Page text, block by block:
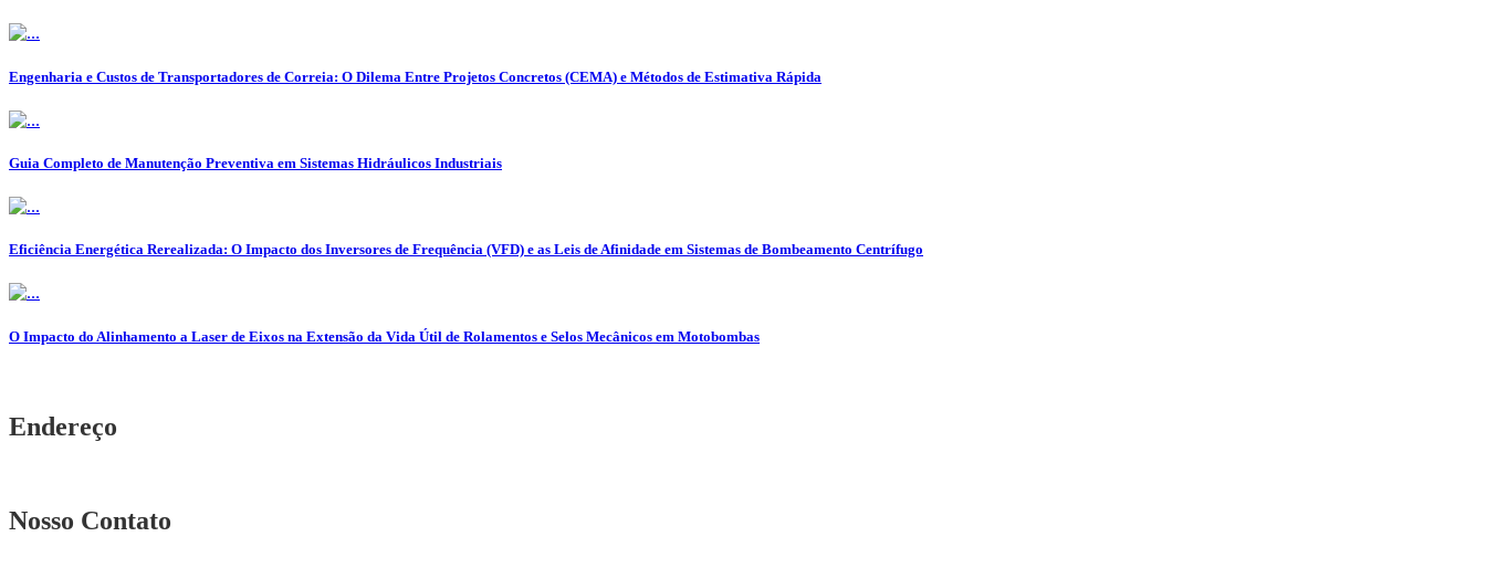
Engenharia e Custos de Transportadores de Correia: O Dilema Entre Projetos Concretos (CEMA) e Métodos de Estimativa Rápida
Guia Completo de Manutenção Preventiva em Sistemas Hidráulicos Industriais
Eficiência Energética Rerealizada: O Impacto dos Inversores de Frequência (VFD) e as Leis de Afinidade em Sistemas de Bombeamento Centrífugo
O Impacto do Alinhamento a Laser de Eixos na Extensão da Vida Útil de Rolamentos e Selos Mecânicos em Motobombas
Endereço
Nosso Contato